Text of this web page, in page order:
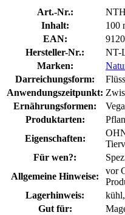
Art.-Nr.:
Inhalt:
100
EAN:
Hersteller-Nr.:
NT-
Marken:
Darreichungsform:
Anwendungszeitpunkt:
Ernährungsformen:
Produktarten:
Eigenschaften:
Für wen?:
Allgemeine Hinweise:
vor
Lagerhinweis:
Gut für: